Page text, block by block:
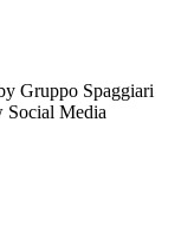
Gruppo Spaggiari
Social Media